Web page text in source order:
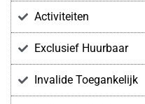
Activiteiten
Exclusief Huurbaar
Invalide Toegankelijk